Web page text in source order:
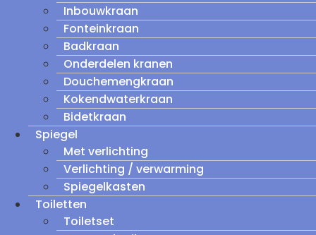
Inbouwkraan
Fonteinkraan
Badkraan
Onderdelen kranen
Douchemengkraan
Kokendwaterkraan
Bidetkraan
Spiegel
Met verlichting
Verlichting / verwarming
Spiegelkasten
Toiletten
Toiletset